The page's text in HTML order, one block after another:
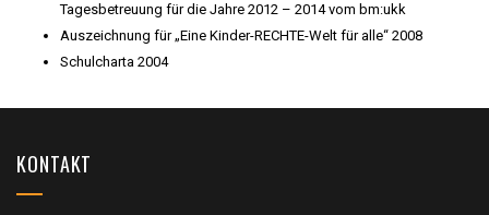
Tagesbetreuung für die Jahre 2012 – 2014 vom bm:ukk
Auszeichnung für „Eine Kinder-RECHTE-Welt für alle“ 2008
Schulcharta 2004
KONTAKT